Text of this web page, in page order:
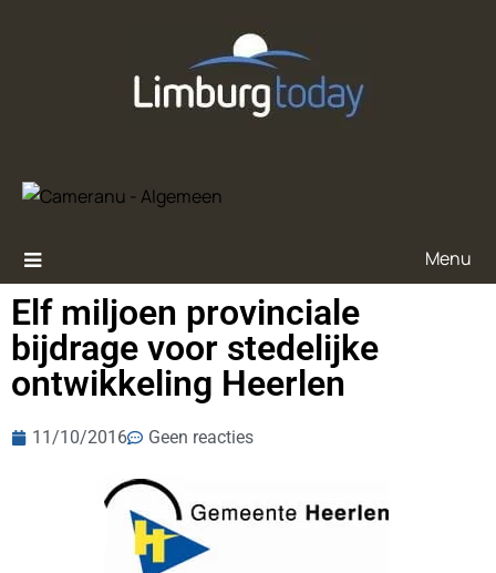
Menu
Elf miljoen provinciale
bijdrage voor stedelijke
ontwikkeling Heerlen
11/10/2016 Geen reacties